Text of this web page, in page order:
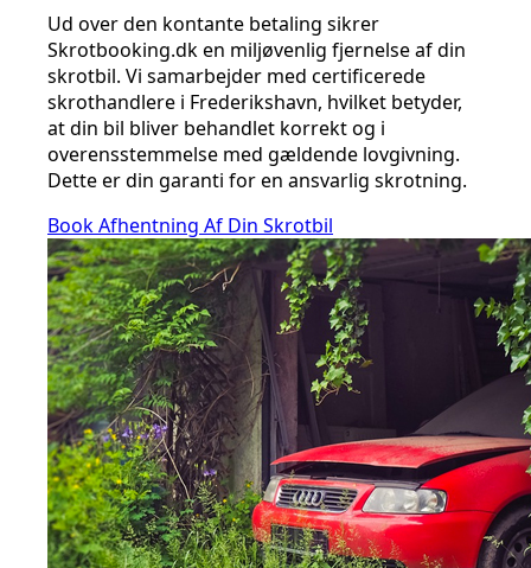
Ud over den kontante betaling sikrer
Skrotbooking.dk en miljøvenlig fjernelse af din
skrotbil. Vi samarbejder med certificerede
skrothandlere i Frederikshavn, hvilket betyder,
at din bil bliver behandlet korrekt og i
overensstemmelse med gældende lovgivning.
Dette er din garanti for en ansvarlig skrotning.
Book Afhentning Af Din Skrotbil